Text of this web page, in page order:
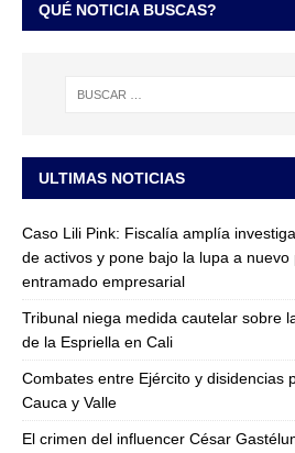
QUÉ NOTICIA BUSCAS?
ULTIMAS NOTICIAS
Caso Lili Pink: Fiscalía amplía
de activos y pone bajo la lupa a
entramado empresarial
Tribunal niega medida cautelar sobre
de la Espriella en Cali
Combates entre Ejército y disidencias
Cauca y Valle
El crimen del influencer César